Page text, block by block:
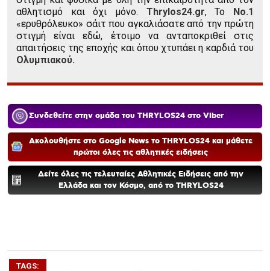
αθλητισμό και όχι μόνο. Thrylos24.gr, Το Νο.1
«ερυθρόλευκο» σάιτ που αγκαλιάσατε από την πρώτη
στιγμή είναι εδώ, έτοιμο να ανταποκριθεί στις
απαιτήσεις της εποχής και όπου χτυπάει η καρδιά του
Ολυμπιακού.
Συνδεθείτε στην ομάδα του THRYLOS24 στο Viber
Ακολουθήστε στο Google News το THRYLOS24 και μάθετε
πρώτοι όλες τις αθλητικές ειδήσεις
Δείτε όλες τις τελευταίες Αθλητικές Ειδήσεις από την
Ελλάδα και τον Κόσμο, από το THRYLOS24
TAGS: